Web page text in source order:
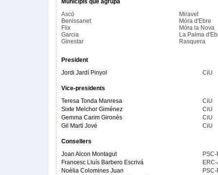
Municipis que agrupa
Ascó
Benissanet
Flix
Garcia
Ginestar
Miravet
Móra d'Ebre
Móra la Nova
La Palma
Rasquera
President
Jordi Jardí Pinyol
CiU
Vice-presidents
Teresa Tonda Manresa
CiU
Sixte Melchor Giménez
CiU
Gemma Carim Gironès
CiU
Gil Martí Jové
CiU
Consellers
Joan Alcon Montagut
PSC-
Francesc Lluís Barbero Escrivá
Noèlia Colomines Juan
PSC-